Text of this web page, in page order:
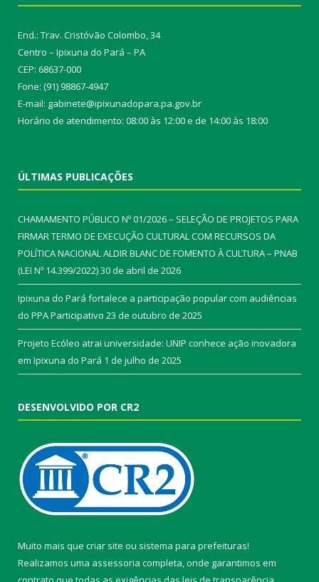
End.: Trav. Cristóvão Colombo, 34
Centro – Ipixuna do Pará – PA
CEP: 68637-000
Fone: (91) 98867-4947
E-mail: gabinete@ipixunadopara.pa.gov.br
Horário de atendimento: 08:00 às 12:00 e de 14:00 às 18:00
ÚLTIMAS PUBLICAÇÕES
CHAMAMENTO PÚBLICO Nº 01/2026 – SELEÇÃO DE PROJETOS PARA
FIRMAR TERMO DE EXECUÇÃO CULTURAL COM RECURSOS DA
POLÍTICA NACIONAL ALDIR BLANC DE FOMENTO À CULTURA – PNAB
(LEI Nº 14.399/2022)30 de abril de 2026
Ipixuna do Pará fortalece a participação popular com audiências
do PPA Participativo 23 de outubro de 2025
Projeto Ecóleo atrai universidade: UNIP conhece ação inovadora
em Ipixuna do Pará 1 de julho de 2025
DESENVOLVIDO POR CR2
Muito mais que criar site ou sistema para prefeituras!
Realizamos uma assessoria completa, onde garantimos em